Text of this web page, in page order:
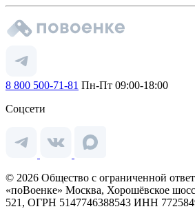
8 800 500-71-81 Пн-Пт 09:00-18:00
Соцсети
© 2026 Общество с ограниченной
«поВоенке» Москва, Хорошёвское
521, ОГРН 5147746388543 ИНН